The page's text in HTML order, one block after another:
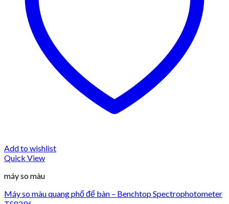
Add to wishlist
Quick View
máy so màu
Máy so màu quang phổ để bàn – Benchtop Spectrophotometer